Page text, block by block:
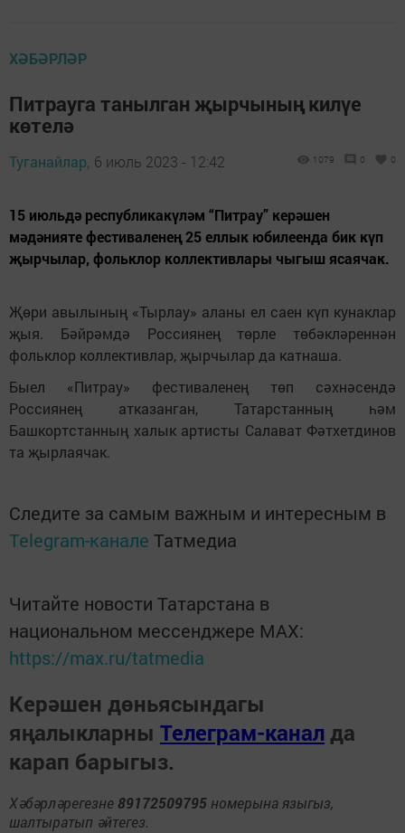
ХӘБӘРЛӘР
Питрауга танылган җырчының килүе
көтелә
Туганайлар, 6 июль 2023 - 12:42 1079 0 0
15 июльдә республикакүләм “Питрау” керәшен
мәдәнияте фестиваленең 25 еллык юбилеенда бик күп
җырчылар, фольклор коллективлары чыгыш ясаячак.
Җөри авылының «Тырлау» аланы ел саен күп кунаклар
җыя. Бәйрәмдә Россиянең төрле төбәкләреннән
фольклор коллективлар, җырчылар да катнаша.
Быел «Питрау» фестиваленең төп сәхнәсендә
Россиянең атказанган, Татарстанның һәм
Башкортстанның халык артисты Салават Фәтхетдинов
та җырлаячак.
Следите за самым важным и интересным в
Telegram-канале Татмедиа
Читайте новости Татарстана в
национальном мессенджере MАХ:
https://max.ru/tatmedia
Керәшен дөньясындагы
яңалыкларны Телеграм-канал да
карап барыгыз.
Хәбәрләрегезне 89172509795 номерына языгыз,
шалтыратып әйтегез.